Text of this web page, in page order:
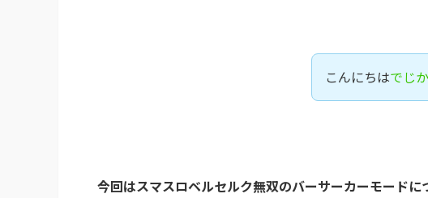
こんにちはでじ
今回はスマスロベルセルク無双のバーサーカーモードに